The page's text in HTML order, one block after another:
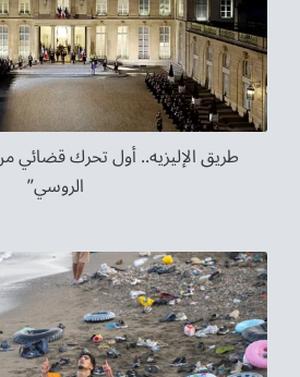
طريق الإليزيه.. أول تحرك قضائي
الروسي”